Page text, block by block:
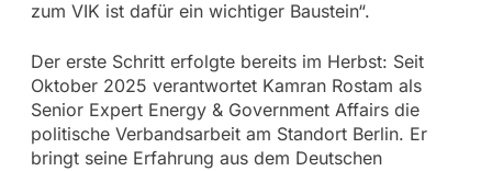
zum VIK ist dafür ein wichtiger Baustein“.
Der erste Schritt erfolgte bereits im Herbst: Seit
Oktober 2025 verantwortet Kamran Rostam als
Senior Expert Energy & Government Affairs die
politische Verbandsarbeit am Standort Berlin. Er
bringt seine Erfahrung aus dem Deutschen